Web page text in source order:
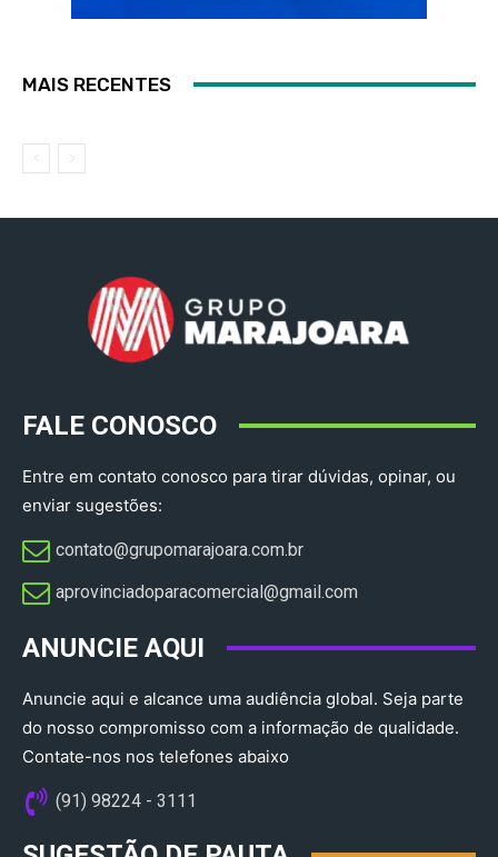
MAIS RECENTES
FALE CONOSCO
Entre em contato conosco para tirar dúvidas, opinar, ou
enviar sugestões:
contato@grupomarajoara.com.br
aprovinciadoparacomercial@gmail.com​
ANUNCIE AQUI
Anuncie aqui e alcance uma audiência global. Seja parte
do nosso compromisso com a informação de qualidade.
Contate-nos nos telefones abaixo
(91) 98224 - 3111